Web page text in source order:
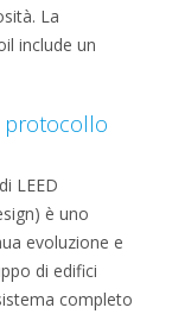
La
include un
protocollo
LEED
è uno
evoluzione e
di edifici
completo